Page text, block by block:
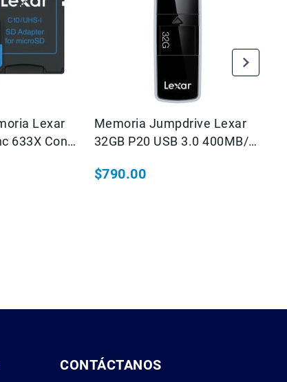
Lexar
633X Con
Memoria Jumpdrive Lexar
32GB P20 USB 3.0 400MB/S
$790.00
CONTÁCTANOS